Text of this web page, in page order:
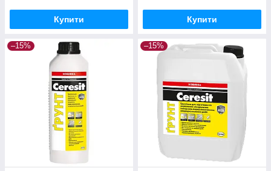
Купити Купити
–15% –15%